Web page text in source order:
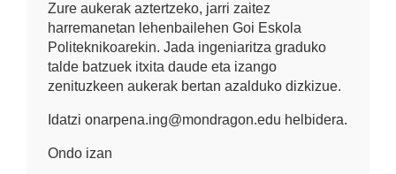
Zure aukerak aztertzeko, jarri zaitez
harremanetan lehenbailehen Goi Eskola
Politeknikoarekin. Jada ingeniaritza graduko
talde batzuek itxita daude eta izango
zenituzkeen aukerak bertan azalduko dizkizue.
Idatzi onarpena.ing@mondragon.edu helbidera.
Ondo izan